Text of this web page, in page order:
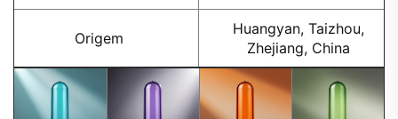
Origem
Huangyan, Taizhou,
Zhejiang, China